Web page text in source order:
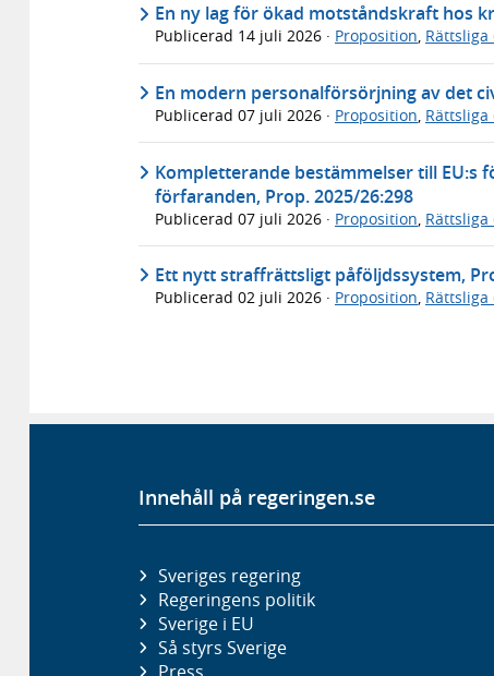
En ny lag för ökad motståndskraft hos
Publicerad 14 juli 2026 · Proposition,
En modern personalförsörjning av det
Publicerad 07 juli 2026 · Proposition,
Kompletterande bestämmelser till
förfaranden, Prop. 2025/26:298
Publicerad 07 juli 2026 · Proposition
Ett nytt straffrättsligt påföljdssystem,
Publicerad 02 juli 2026 · Proposition,
Innehåll på regeringen.se
Sveriges regering
Regeringens politik
Sverige i EU
Så styrs Sverige